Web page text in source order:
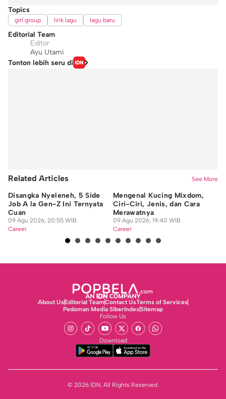
Topics
girl group lirik lagu lagu baru
Editorial Team
Editor
Ayu Utami
Tonton lebih seru di
Related Articles See More
Disangka Nyeleneh, 5 Side
Job A la Gen-Z Ini Ternyata
Cuan
09 Agu 2026, 20:55 WIB
Career
Mengenal Kucing Mixdom,
Ciri-Ciri, Jenis, dan Cara
Merawatnya
09 Agu 2026, 19:40 WIB
Career
About UsEditorial TeamContact UsTerms of Services
Pedoman Media SiberIndexSitemap
Follow Us
Download
© 2026 IDN. All Rights Reserved.